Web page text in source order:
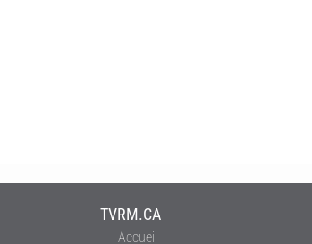
TVRM.CA
Accueil